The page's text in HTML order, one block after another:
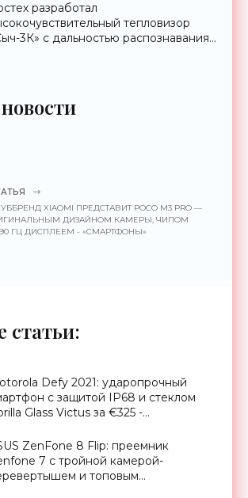
разработал
тепловизор
3К» с дальностью распознавания
XIAOMI ПРЕДСТАВИТ POCO M3 PRO —
ДИЗАЙНОМ КАМЕРЫ, ЧИПОМ
90 ГЦ ДИСПЛЕЕМ - «СМАРТФОНЫ»
статьи:
Defy 2021: ударопрочный
с защитой IP68 и стеклом
Glass Victus за €325 -
ZenFone 8 Flip: преемник
7 с тройной камерой-
и топовым